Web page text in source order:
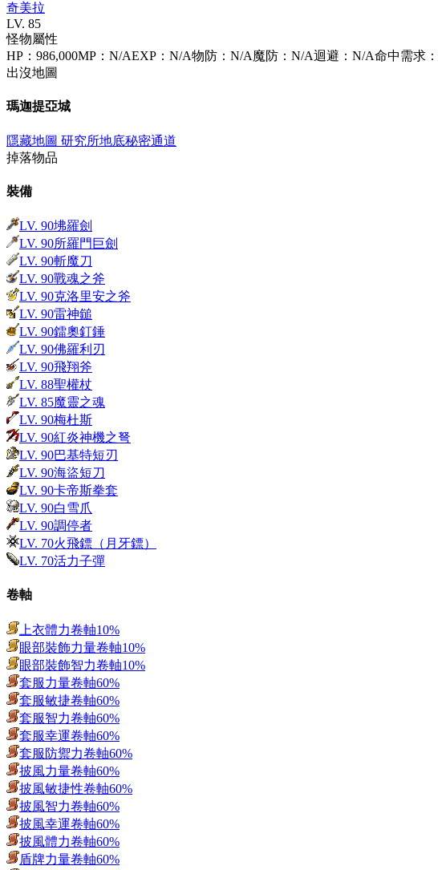
奇美拉
LV. 85
怪物屬性
HP ： 986,000MP ： N/AEXP ： N/A物防 ： N/A魔防 ： N/A迴避 ： N/A命中需求 ：
出沒地圖
瑪迦提亞城
隱藏地圖 研究所地底秘密通道
掉落物品
裝備
LV. 90坲羅劍
LV. 90所羅門巨劍
LV. 90斬魔刀
LV. 90戰魂之斧
LV. 90克洛里安之斧
LV. 90雷神鎚
LV. 90鐳奧釘錘
LV. 90佛羅利刃
LV. 90飛翔斧
LV. 88聖權杖
LV. 85魔靈之魂
LV. 90梅杜斯
LV. 90紅炎神機之弩
LV. 90巴基特短刃
LV. 90海盜短刀
LV. 90卡帝斯拳套
LV. 90白雪爪
LV. 90調停者
LV. 70火飛鏢（月牙鏢）
LV. 70活力子彈
卷軸
上衣體力卷軸10%
眼部裝飾力量卷軸10%
眼部裝飾智力卷軸10%
套服力量卷軸60%
套服敏捷卷軸60%
套服智力卷軸60%
套服幸運卷軸60%
套服防禦力卷軸60%
披風力量卷軸60%
披風敏捷性卷軸60%
披風智力卷軸60%
披風幸運卷軸60%
披風體力卷軸60%
盾牌力量卷軸60%